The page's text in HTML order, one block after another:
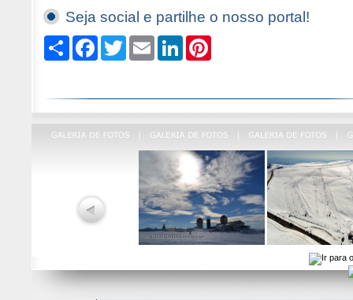
Seja social e partilhe o nosso portal!
CompartilheFacebookTwitter Email LinkedIn